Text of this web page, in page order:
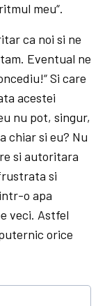
meu“.
ca noi si ne
Eventual ne
Si care
acestei
nu pot, singur,
chiar si eu? Nu
si autoritara
si
o apa
veci. Astfel
orice